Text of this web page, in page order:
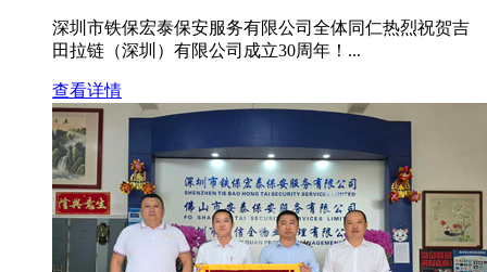
深圳市铁保宏泰保安服务有限公司全体同仁热烈祝贺吉
田拉链（深圳）有限公司成立30周年！...
查看详情